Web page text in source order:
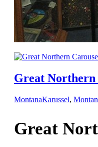
Great Northern
MontanaKarussel,
Great